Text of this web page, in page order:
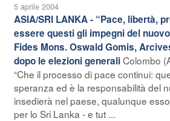
5 aprile 2004
ASIA/SRI LANKA - “Pace, libertà,
essere questi gli impegni del
Fides Mons. Oswald Gomis,
dopo le elezioni generaliColombo
“Che il processo di pace continui:
speranza ed è la responsabilità del
insedierà nel paese, qualunque
per lo Sri Lanka - e tut ...